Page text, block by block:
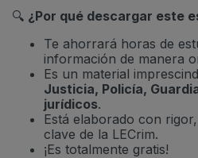
🔍 ¿Por qué descargar este
Te ahorrará horas de
información de manera
Es un material
Justicia, Policía,
jurídicos.
Está elaborado con
clave de la LECrim.
¡Es totalmente gratis!